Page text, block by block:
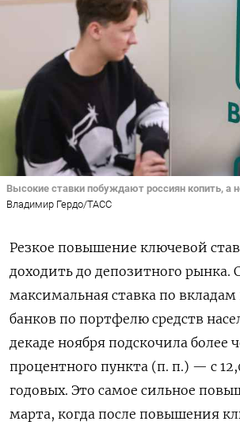
Высокие ставки побуждают россиян копить, а
Владимир Гердо/ТАСС
Резкое повышение ключевой
доходить до депозитного рынка.
максимальная ставка по вкладам
банков по портфелю средств
декаде ноября подскочила более
процентного пункта (п. п.) — с
годовых. Это самое сильное
марта, когда после повышения